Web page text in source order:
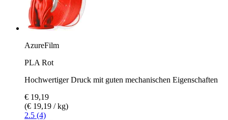
AzureFilm
PLA Rot
Hochwertiger Druck mit guten mechanischen Eigenschaften
€ 19,19
(€ 19,19 / kg)
2.5 (4)